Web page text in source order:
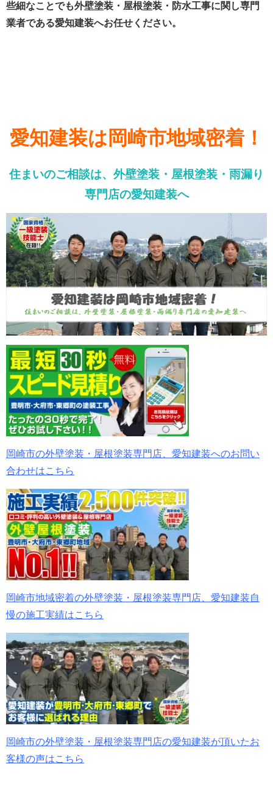
些細なことでも外壁塗装・屋根塗装・防水工事に関し専門
業者である愛知建装へお任せください。
愛知建装は岡崎市地域密着！
住まいのご相談は、外壁塗装・屋根塗装・雨漏り
専門店の愛知建装へ
岡崎市の外壁塗装・屋根塗装専門店、愛知建装へのお問い
合わせはこちら
岡崎市地域密着の外壁塗装・屋根塗装専門店、愛知建装自
慢の施工実績はこちら
岡崎市の外壁塗装・屋根塗装専門店の愛知建装が頂いたお
客様の声はこちら